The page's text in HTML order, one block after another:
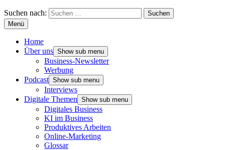
Suchen nach:
Menü
Home
Über uns Show sub menu
Business-Newsletter
Werbung
Podcast Show sub menu
Interviews
Digitale Themen Show sub menu
Digitales Business
KI im Business
Produktives Arbeiten
Online-Marketing
Glossar